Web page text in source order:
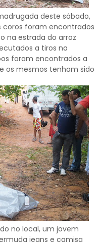
deste sábado,
coros foram encontrados
na estrada do arroz
a tiros na
foram encontrados a
os mesmos tenham sido
no local, um jovem
jeans e camisa